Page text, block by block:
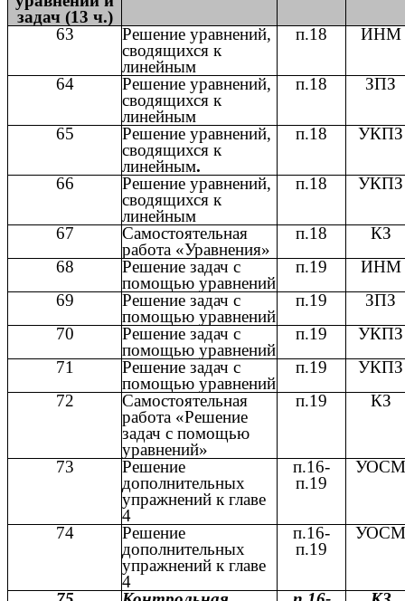
задач (13 ч.)
63
Решение уравнений,
сводящихся к
линейным
п.18 ИНМ
64
Решение уравнений,
сводящихся к
линейным
п.18 ЗПЗ
65
Решение уравнений,
сводящихся к
линейным.
п.18 УКПЗ
66
Решение уравнений,
сводящихся к
линейным
п.18 УКПЗ
67
Самостоятельная
работа «Уравнения»
п.18
КЗ
68
Решение задач с
помощью уравнений
п.19
ИНМ
69
Решение задач с
помощью уравнений
п.19
ЗПЗ
70
Решение задач с
помощью уравнений
п.19
УКПЗ
71
Решение задач с
помощью уравнений
п.19
УКПЗ
72
Самостоятельная
работа «Решение
задач с помощью
уравнений»
п.19 КЗ
73
Решение
дополнительных
упражнений к главе
4
п.16-
п.19
УОСМ
74
Решение
дополнительных
упражнений к главе
4
п.16-
п.19
УОСМ